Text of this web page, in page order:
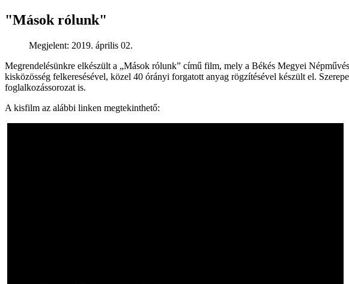
"Mások rólunk"
Megjelent: 2019. április 02.
Megrendelésünkre elkészült a „Mások rólunk” című film, mely a Békés Megyei
kisközösség felkeresésével, közel 40 órányi forgatott anyag rögzítésével készült el.
foglalkozássorozat is.
A kisfilm az alábbi linken megtekinthető: